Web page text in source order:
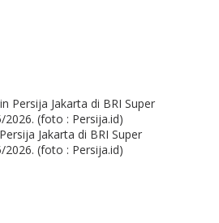
Jakarta di BRI Super
(foto : Persija.id)